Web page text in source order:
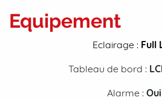
Equipement
Eclairage : Full
Tableau de bord :
Alarme : Oui